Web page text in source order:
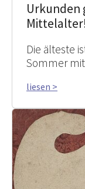
Urkunden
Die älteste
Sommer
liesen >